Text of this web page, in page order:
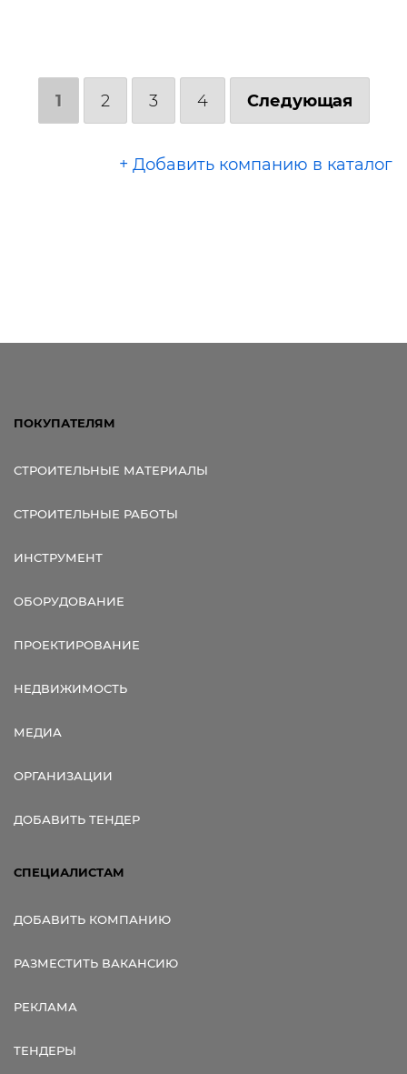
1 2 3 4 Следующая
+ Добавить компанию в каталог
ПОКУПАТЕЛЯМ
СТРОИТЕЛЬНЫЕ МАТЕРИАЛЫ
СТРОИТЕЛЬНЫЕ РАБОТЫ
ИНСТРУМЕНТ
ОБОРУДОВАНИЕ
ПРОЕКТИРОВАНИЕ
НЕДВИЖИМОСТЬ
МЕДИА
ОРГАНИЗАЦИИ
ДОБАВИТЬ ТЕНДЕР
СПЕЦИАЛИСТАМ
ДОБАВИТЬ КОМПАНИЮ
РАЗМЕСТИТЬ ВАКАНСИЮ
РЕКЛАМА
ТЕНДЕРЫ